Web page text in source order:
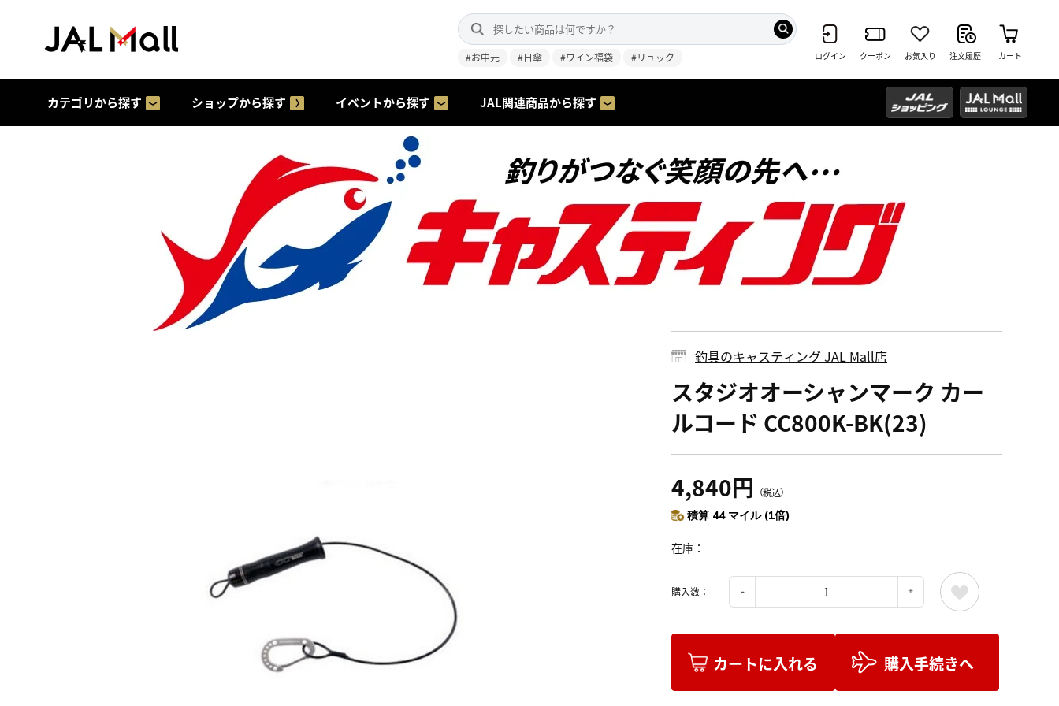
#お中元 #日傘 #ワイン福袋 #リュック ログイン クーポン お気入り 注文履歴 カート
カテゴリから探す ショップから探す イベントから探す JAL関連商品から探す
釣具のキャスティング JAL Mall店
スタジオオーシャンマーク カー
ルコード CC800K-BK(23)
4,840円 （税込）
積算 44 マイル (1倍)
在庫
購入数：
カートに入れる 購入手続きへ